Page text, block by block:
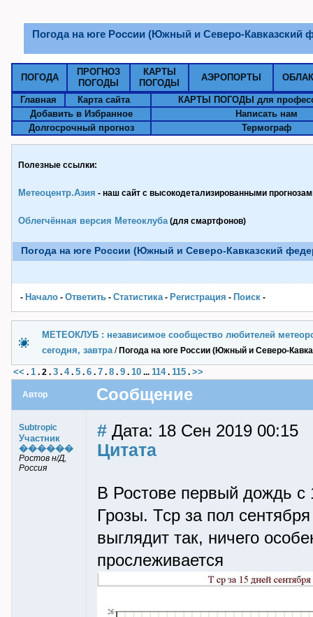
Погода на юге России (Южный и Северо-Кавказский
ПОГОДА
ПРОГНОЗ
ПОГОДЫ
КАРТЫ
ПОГОДЫ
АЭРОПОРТЫ
Главная Карта сайта
КАРТЫ ПОГОДЫ для
Добавить в Избранное
Написать нам
Долгосрочный прогноз
Термограф
Полезные ссылки:
Метеоцентр.Азия - наш сайт с высокодетализированными
Облегчённая версия Метеоклуба(для смартфонов)
Погода на юге России (Южный и Северо-Кавказский
- Начало - Ответить - Статистика- Pегистрация - Поиск -
МЕТЕОКЛУБ : независимое сообщество любителей
сегодня, завтра/ Погода на юге России (Южный и Северо-
<< . 1 . 2 . 3 . 4. 5 . 6 . 7 . 8 . 9 . 10 ... 114. 115 . >>
Автор Сообщение
Subtropic
Участник
������
Ростов н/Д,
Россия
# Дата: 18 Сен 2019 00:15
Цитата
В Ростове первый дождь с
Грозы. Тср за пол
выглядит так, ничего
прослеживается